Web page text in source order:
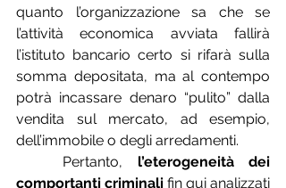
quanto l’organizzazione sa che se
l’attività economica avviata fallirà
l’istituto bancario certo si rifarà sulla
somma depositata, ma al contempo
potrà incassare denaro “pulito” dalla
vendita sul mercato, ad esempio,
dell’immobile o degli arredamenti.
	Pertanto,
l’eterogeneità
dei
comportanti criminali fin qui analizzati